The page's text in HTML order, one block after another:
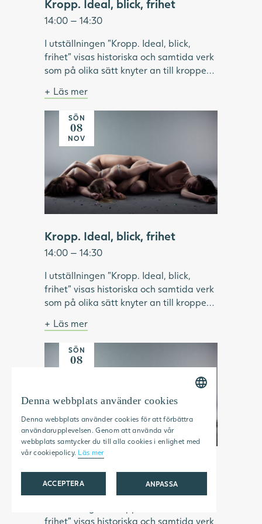
Kropp. Ideal, blick, frihet
14:00 — 14:30
I utställningen "Kropp. Ideal, blick,
frihet" visas historiska och samtida verk
som på olika sätt knyter an till kroppen.
format och omformat idéer om kropp
och skönhet. Vilken roll har modellen
haft inom konsthistorien? Vilka kroppar
har visats upp och utifrån vems blick? Vi
kroppsliga ideal och ser exempel på
konstnärer som använder kroppen som
verktyg för frigörelse.
Bild: Julia Peirone, Ocean Dream ur
serien Diamonds Dancing, 2017,
Göteborgs konstmuseum.
Läs mer
SÖN
08
NOV
Kropp. Ideal, blick, frihet
14:00 — 14:30
I utställningen "Kropp. Ideal, blick,
frihet" visas historiska och samtida verk
som på olika sätt knyter an till kroppen.
format och omformat idéer om kropp
och skönhet. Vilken roll har modellen
haft inom konsthistorien? Vilka kroppar
har visats upp och utifrån vems blick? Vi
tittar på konstnärskap som utmanar
kroppsliga ideal och ser exempel på
konstnärer som använder kroppen som
verktyg för frigörelse.
Bild: Julia Peirone, Ocean Dream ur
serien Diamonds Dancing, 2017,
Göteborgs konstmuseum.
Läs mer
SÖN
08
15:00 — 15:30
frihet" visas historiska och samtida verk
SWEDISH
ENGLISH
Denna webbplats använder cookies
Denna webbplats använder cookies för att förbättra
användarupplevelsen. Genom att använda vår
webbplats samtycker du till alla cookies i enlighet med
vår cookiepolicy. Läs mer
ACCEPTERA ANPASSA
STRIKT NÖDVÄNDIGT